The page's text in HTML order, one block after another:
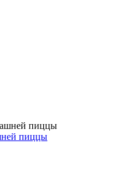
пиццы